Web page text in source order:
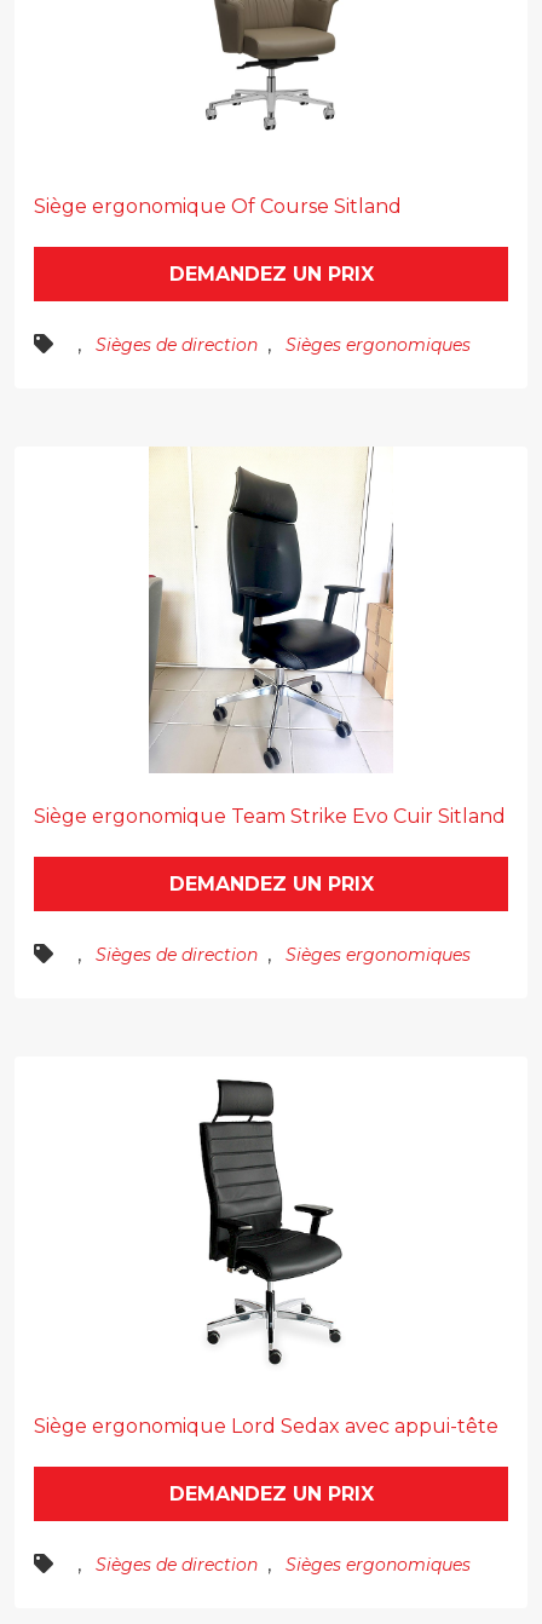
Siège ergonomique Of Course Sitland
DEMANDEZ UN PRIX
, Sièges de direction , Sièges ergonomiques
Siège ergonomique Team Strike Evo Cuir Sitland
DEMANDEZ UN PRIX
, Sièges de direction , Sièges ergonomiques
Siège ergonomique Lord Sedax avec appui-tête
DEMANDEZ UN PRIX
, Sièges de direction , Sièges ergonomiques